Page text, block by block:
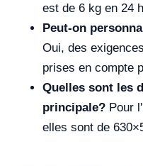
est de 6 kg en 24
Peut-on
Oui, des
prises en compte
Quelles sont les
principale? Pour
elles sont de